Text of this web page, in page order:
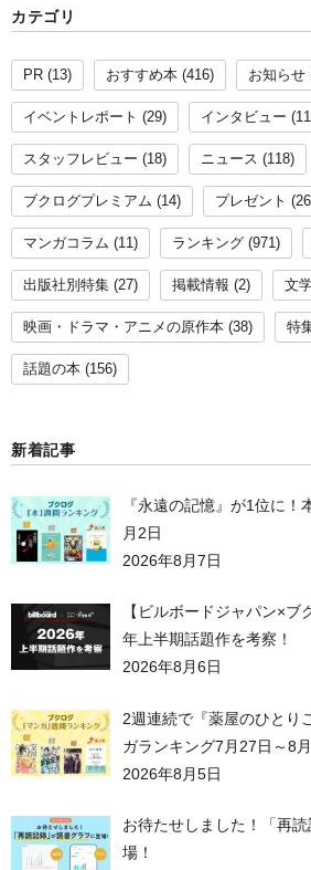
カテゴリ
PR (13) おすすめ本 (416) お知らせ
イベントレポート (29) インタビュー
スタッフレビュー (18) ニュース (118)
ブクログプレミアム (14) プレゼント
マンガコラム (11) ランキング (971)
出版社別特集 (27) 掲載情報 (2) 文
映画・ドラマ・アニメの原作本 (38) 特
話題の本 (156)
新着記事
『永遠の記憶』が1位に
月2日
2026年8月7日
【ビルボードジャパン×
年上半期話題作を考察！
2026年8月6日
2週連続で『薬屋のひとり
ガランキング7月27日～8
2026年8月5日
お待たせしました！「再
場！